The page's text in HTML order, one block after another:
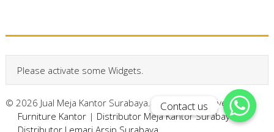
Please activate some Widgets.
© 2026 Jual Meja Kantor Surabaya. All Rights Reserved.
Furniture Kantor| Distributor Meja Kantor Surabaya|
Distributor Lemari Arsip Surabaya
Contact us
Contact us